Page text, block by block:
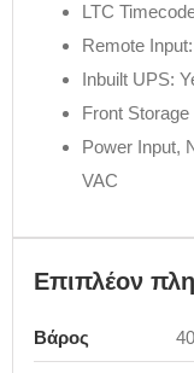
LTC
Remote
Inbuilt UPS:
Front
Power Input,
VAC
Επιπλέον
Βάρος